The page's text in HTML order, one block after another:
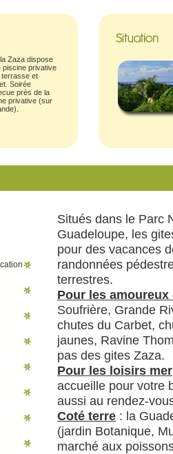
Zaza dispose
piscine privative
et
Soirée
près de la
privative (sur
Situés dans le Parc
Guadeloupe, les
pour des vacances
randonnées
terrestres.
Pour les amoureux
Soufrière, Grande
chutes du Carbet,
jaunes, Ravine
pas des gites Zaza.
Pour les loisirs mer
accueille pour votre
aussi au rendez-
Coté terre : la
(jardin Botanique,
marché aux